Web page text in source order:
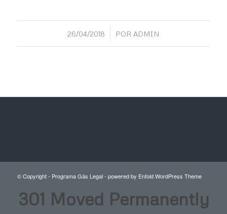
26/04/2018
/ POR ADMIN
© Copyright - Programa Gás Legal- powered by Enfold WordPress Theme
301 Moved Permanently